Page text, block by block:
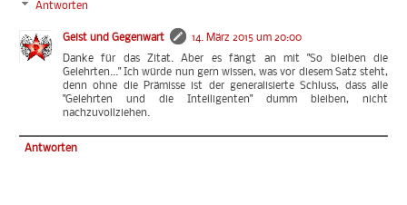
Antworten
Geist und Gegenwart
14. März 2015 um 20:00
Danke für das Zitat. Aber es fängt an mit "So bleiben die
Gelehrten..." Ich würde nun gern wissen, was vor diesem Satz steht,
denn ohne die Prämisse ist der generalisierte Schluss, dass alle
"Gelehrten und die Intelligenten" dumm bleiben, nicht
nachzuvollziehen.
Antworten